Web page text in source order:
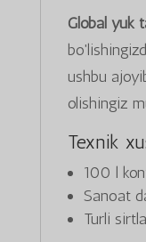
Global yuk
ushbu
olishingiz
Texnik
100 l
Sanoat
Turli